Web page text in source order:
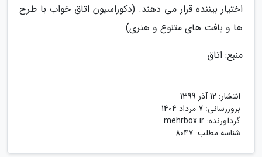
اختیار بیننده قرار می دهند. (دکوراسیون اتاق خواب با طرح
ها و بافت های متنوع و هنری)
منبع: اتاق
انتشار: 12 آذر 1399
بروزرسانی: 7 مرداد 1404
گردآورنده: mehrbox.ir
شناسه مطلب: 8047